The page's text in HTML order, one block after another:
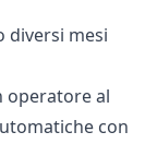
diversi mesi
operatore al
con